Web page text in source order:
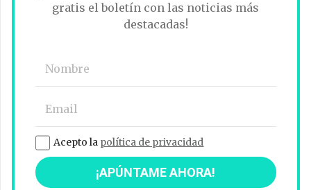
gratis el boletín con las noticias más
destacadas!
Acepto la política de privacidad